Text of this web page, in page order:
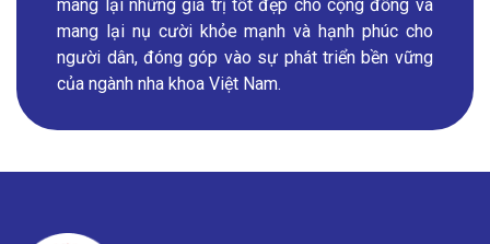
mang lại những giá trị tốt đẹp cho cộng đồng và
mang lại nụ cười khỏe mạnh và hạnh phúc cho
người dân, đóng góp vào sự phát triển bền vững
của ngành nha khoa Việt Nam.